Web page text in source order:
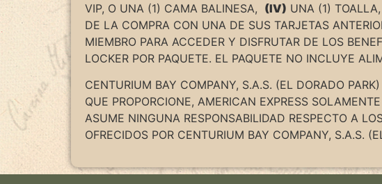
VIP, O UNA (1) CAMA BALINESA, (IV) UNA (1)
DE LA COMPRA CON UNA DE SUS TARJETAS
MIEMBRO PARA ACCEDER Y DISFRUTAR DE LOS
LOCKER POR PAQUETE. EL PAQUETE NO INCLUYE
CENTURIUM BAY COMPANY, S.A.S. (EL DORADO
QUE PROPORCIONE, AMERICAN EXPRESS
ASUME NINGUNA RESPONSABILIDAD RESPECTO A
OFRECIDOS POR CENTURIUM BAY COMPANY, S.A.S.